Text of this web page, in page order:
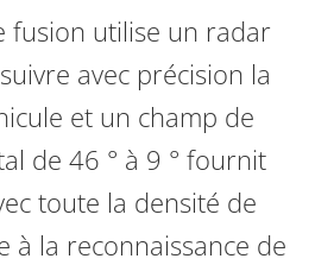
fusion utilise un radar
avec précision la
et un champ de
de 46 ° à 9 ° fournit
toute la densité de
à la reconnaissance de